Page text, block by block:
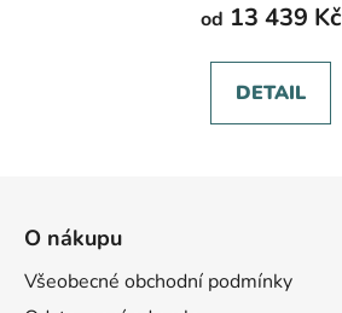
od 13 439 Kč
DETAIL
O nákupu
Všeobecné obchodní podmínky